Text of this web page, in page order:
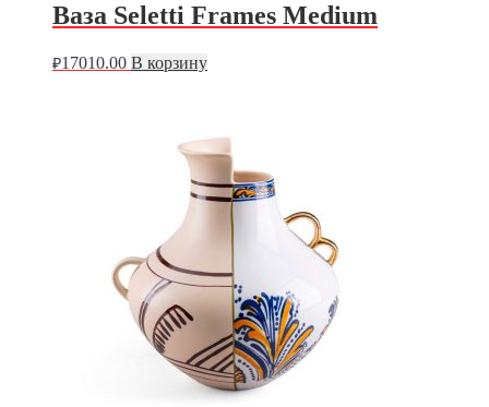
Ваза Seletti Frames Medium
₽17010.00 В корзину